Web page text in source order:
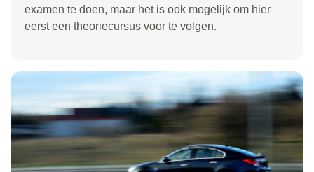
examen te doen, maar het is ook mogelijk om hier
eerst een theoriecursus voor te volgen.